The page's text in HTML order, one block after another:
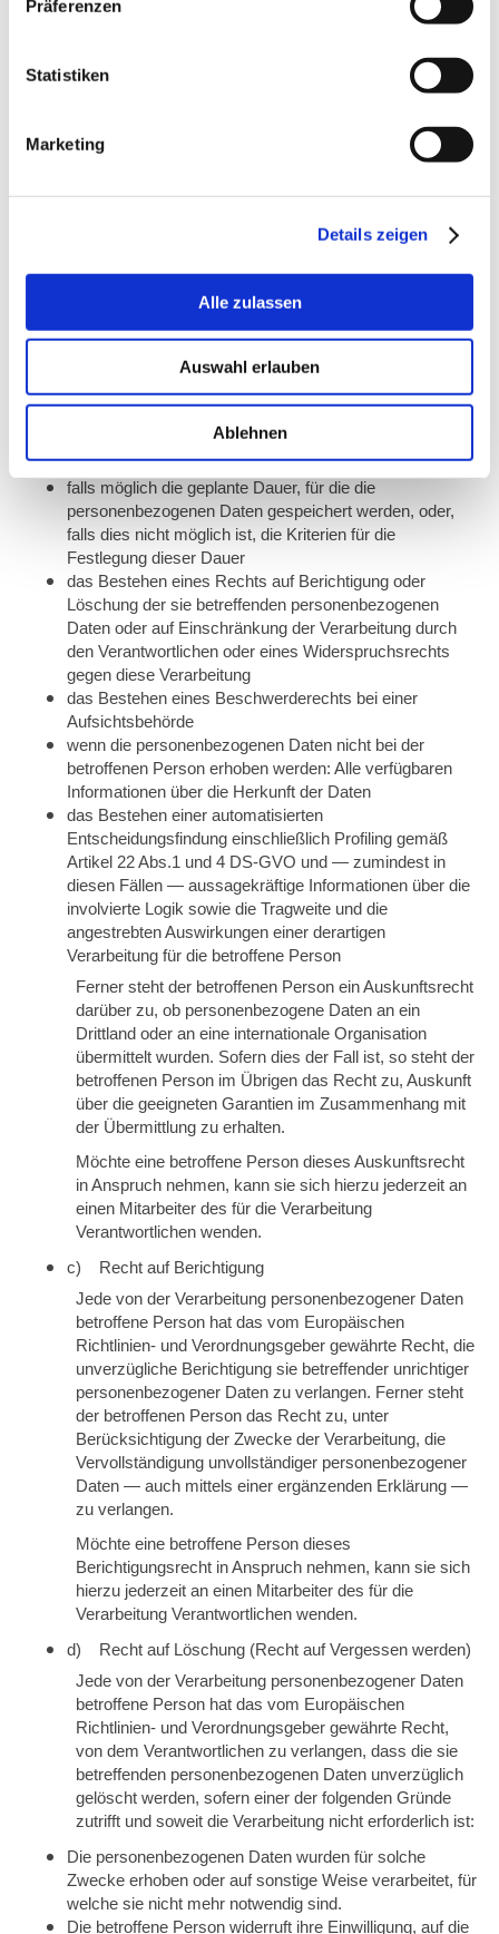
Präferenzen
Statistiken
Marketing
Details zeigen
Alle zulassen
Auswahl erlauben
Ablehnen
Jede von der Verarbeitung personenbezogener Daten
betroffene Person hat das vom Europäischen
jederzeit von dem für die Verarbeitung Verantwortlichen
unentgeltliche Auskunft über die zu seiner Person
Kopie dieser Auskunft zu erhalten. Ferner hat der
betroffenen Person Auskunft über folgende
die Verarbeitungszwecke
verarbeitet werden
die Empfänger oder Kategorien von Empfängern,
gegenüber denen die personenbezogenen Daten
insbesondere bei Empfängern in Drittländern oder bei
internationalen Organisationen
falls möglich die geplante Dauer, für die die
personenbezogenen Daten gespeichert werden, oder,
falls dies nicht möglich ist, die Kriterien für die
Festlegung dieser Dauer
das Bestehen eines Rechts auf Berichtigung oder
Löschung der sie betreffenden personenbezogenen
Daten oder auf Einschränkung der Verarbeitung durch
den Verantwortlichen oder eines Widerspruchsrechts
gegen diese Verarbeitung
das Bestehen eines Beschwerderechts bei einer
Aufsichtsbehörde
wenn die personenbezogenen Daten nicht bei der
betroffenen Person erhoben werden: Alle verfügbaren
Informationen über die Herkunft der Daten
das Bestehen einer automatisierten
Entscheidungsfindung einschließlich Profiling gemäß
Artikel 22 Abs.1 und 4 DS-GVO und — zumindest in
diesen Fällen — aussagekräftige Informationen über die
involvierte Logik sowie die Tragweite und die
angestrebten Auswirkungen einer derartigen
Verarbeitung für die betroffene Person
Ferner steht der betroffenen Person ein Auskunftsrecht
darüber zu, ob personenbezogene Daten an ein
Drittland oder an eine internationale Organisation
übermittelt wurden. Sofern dies der Fall ist, so steht der
betroffenen Person im Übrigen das Recht zu, Auskunft
über die geeigneten Garantien im Zusammenhang mit
der Übermittlung zu erhalten.
Möchte eine betroffene Person dieses Auskunftsrecht
in Anspruch nehmen, kann sie sich hierzu jederzeit an
einen Mitarbeiter des für die Verarbeitung
Verantwortlichen wenden.
c) Recht auf Berichtigung
Jede von der Verarbeitung personenbezogener Daten
betroffene Person hat das vom Europäischen
Richtlinien- und Verordnungsgeber gewährte Recht, die
unverzügliche Berichtigung sie betreffender unrichtiger
personenbezogener Daten zu verlangen. Ferner steht
der betroffenen Person das Recht zu, unter
Berücksichtigung der Zwecke der Verarbeitung, die
Vervollständigung unvollständiger personenbezogener
Daten — auch mittels einer ergänzenden Erklärung —
zu verlangen.
Möchte eine betroffene Person dieses
Berichtigungsrecht in Anspruch nehmen, kann sie sich
hierzu jederzeit an einen Mitarbeiter des für die
Verarbeitung Verantwortlichen wenden.
d) Recht auf Löschung (Recht auf Vergessen werden)
Jede von der Verarbeitung personenbezogener Daten
betroffene Person hat das vom Europäischen
Richtlinien- und Verordnungsgeber gewährte Recht,
von dem Verantwortlichen zu verlangen, dass die sie
betreffenden personenbezogenen Daten unverzüglich
gelöscht werden, sofern einer der folgenden Gründe
zutrifft und soweit die Verarbeitung nicht erforderlich ist:
Die personenbezogenen Daten wurden für solche
Zwecke erhoben oder auf sonstige Weise verarbeitet, für
welche sie nicht mehr notwendig sind.
Die betroffene Person widerruft ihre Einwilligung, auf die